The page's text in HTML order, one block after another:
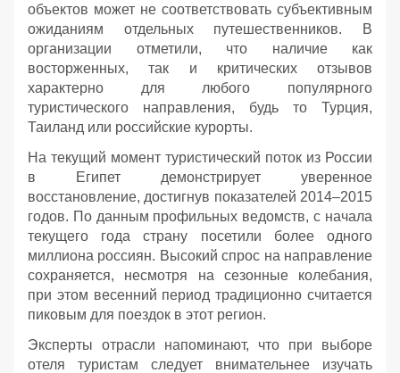
объектов может не соответствовать субъективным
ожиданиям отдельных путешественников. В
организации отметили, что наличие как
восторженных, так и критических отзывов
характерно для любого популярного
туристического направления, будь то Турция,
Таиланд или российские курорты.
На текущий момент туристический поток из России
в Египет демонстрирует уверенное
восстановление, достигнув показателей 2014–2015
годов. По данным профильных ведомств, с начала
текущего года страну посетили более одного
миллиона россиян. Высокий спрос на направление
сохраняется, несмотря на сезонные колебания,
при этом весенний период традиционно считается
пиковым для поездок в этот регион.
Эксперты отрасли напоминают, что при выборе
отеля туристам следует внимательнее изучать